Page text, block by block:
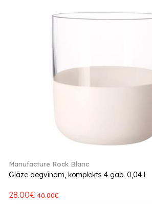
Manufacture Rock Blanc
Glāze degvīnam, komplekts 4 gab. 0,04 l
28.00€ 40.00€